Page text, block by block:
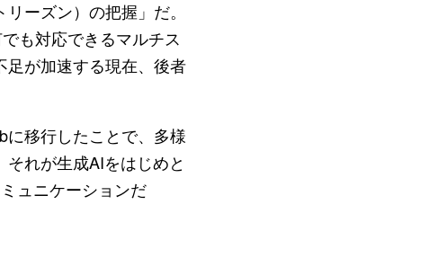
ーズン）の把握」だ。
も対応できるマルチス
足が加速する現在、後者
移行したことで、多様
れが生成AIをはじめと
ュニケーションだ